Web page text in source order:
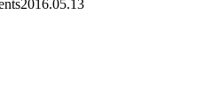
2016.05.13